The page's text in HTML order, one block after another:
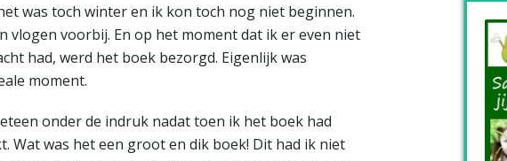
was toch winter en ik kon toch nog niet beginnen.
vlogen voorbij. En op het moment dat ik er even niet
had, werd het boek bezorgd. Eigenlijk was
moment.
onder de indruk nadat toen ik het boek had
Wat was het een groot en dik boek! Dit had ik niet